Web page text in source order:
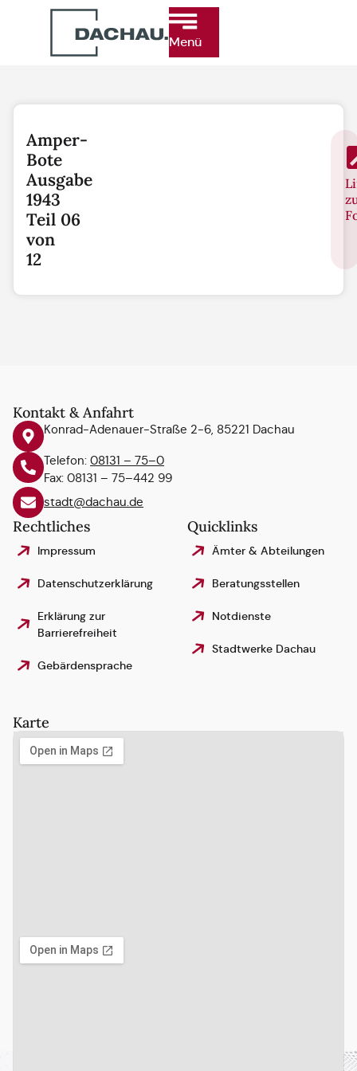
Menü
Amper-
Bote
Ausgabe
1943
Teil 06
von
12
Kontakt & Anfahrt
Konrad-Adenauer-Straße 2-6, 85221 Dachau
Telefon: 08131 – 75–0
Fax: 08131 – 75–442 99
stadt@dachau.de
Rechtliches
Impressum
Datenschutzerklärung
Erklärung zur
Barrierefreiheit
Gebärdensprache
Quicklinks
Ämter & Abteilungen
Beratungsstellen
Notdienste
Stadtwerke Dachau
Karte